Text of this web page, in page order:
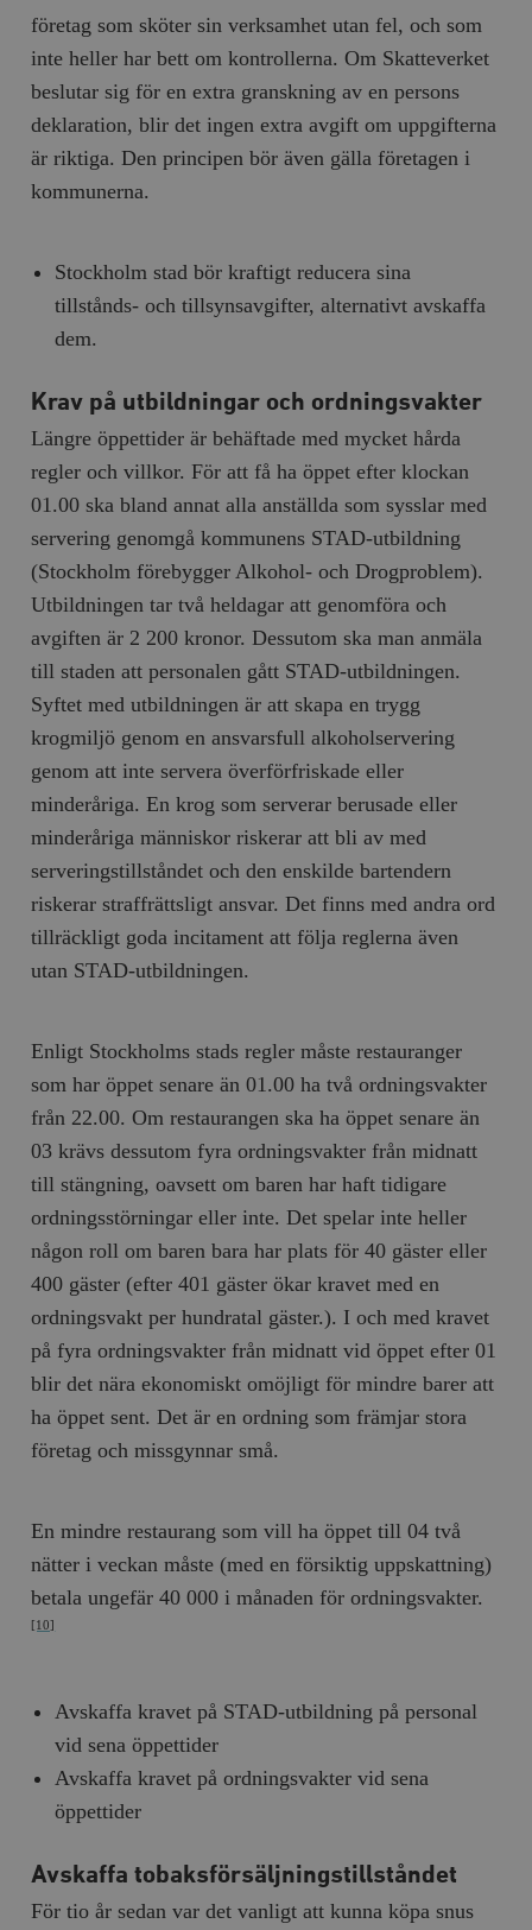
företag som sköter sin verksamhet utan fel, och som
inte heller har bett om kontrollerna. Om Skatteverket
beslutar sig för en extra granskning av en persons
deklaration, blir det ingen extra avgift om uppgifterna
är riktiga. Den principen bör även gälla företagen i
kommunerna.
Stockholm stad bör kraftigt reducera sina
tillstånds- och tillsynsavgifter, alternativt avskaffa
dem.
Krav på utbildningar och ordningsvakter
Längre öppettider är behäftade med mycket hårda
regler och villkor. För att få ha öppet efter klockan
01.00 ska bland annat alla anställda som sysslar med
servering genomgå kommunens STAD-utbildning
(Stockholm förebygger Alkohol- och Drogproblem).
Utbildningen tar två heldagar att genomföra och
avgiften är 2 200 kronor. Dessutom ska man anmäla
till staden att personalen gått STAD-utbildningen.
Syftet med utbildningen är att skapa en trygg
krogmiljö genom en ansvarsfull alkoholservering
genom att inte servera överförfriskade eller
minderåriga. En krog som serverar berusade eller
minderåriga människor riskerar att bli av med
serveringstillståndet och den enskilde bartendern
riskerar straffrättsligt ansvar. Det finns med andra ord
tillräckligt goda incitament att följa reglerna även
utan STAD-utbildningen.
Enligt Stockholms stads regler måste restauranger
som har öppet senare än 01.00 ha två ordningsvakter
från 22.00. Om restaurangen ska ha öppet senare än
03 krävs dessutom fyra ordningsvakter från midnatt
till stängning, oavsett om baren har haft tidigare
ordningsstörningar eller inte. Det spelar inte heller
någon roll om baren bara har plats för 40 gäster eller
400 gäster (efter 401 gäster ökar kravet med en
ordningsvakt per hundratal gäster.). I och med kravet
på fyra ordningsvakter från midnatt vid öppet efter 01
blir det nära ekonomiskt omöjligt för mindre barer att
ha öppet sent. Det är en ordning som främjar stora
företag och missgynnar små.
En mindre restaurang som vill ha öppet till 04 två
nätter i veckan måste (med en försiktig uppskattning)
betala ungefär 40 000 i månaden för ordningsvakter.
[10]
Avskaffa kravet på STAD-utbildning på personal
vid sena öppettider
Avskaffa kravet på ordningsvakter vid sena
öppettider
Avskaffa tobaksförsäljningstillståndet
För tio år sedan var det vanligt att kunna köpa snus